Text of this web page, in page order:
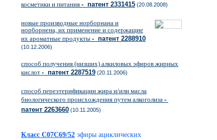
косметики и питания - патент 2331415 (20.08.2008)
новые производные норборнана и
норборнена, их применение и содержащие
их ароматные продукты - патент 2288910
(10.12.2006)
способ получения (низших) алкиловых эфиров жирных
кислот - патент 2287519 (20.11.2006)
способ переэтерификации жира и/или масла
биологического происхождения путем алкоголиза -
патент 2263660 (10.11.2005)
Класс C07C69/52 эфиры ациклических